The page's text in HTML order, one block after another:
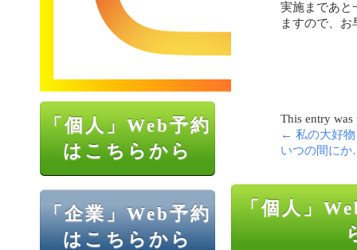
「個人」Web予約
はこちらから
「企業」Web予約
はこちらから
実施まであと
ますので、
This entry
← 私の大好
いつの間に
「個人」